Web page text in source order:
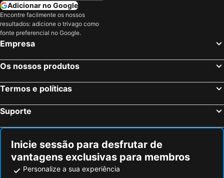
Adicionar no Google
Encontre facilmente os nossos
resultados: adicione o trivago como
fonte preferencial no Google.
Empresa
Os nossos produtos
Termos e políticas
Suporte
Inicie sessão para desfrutar de
vantagens exclusivas para membros
Personalize a sua experiência